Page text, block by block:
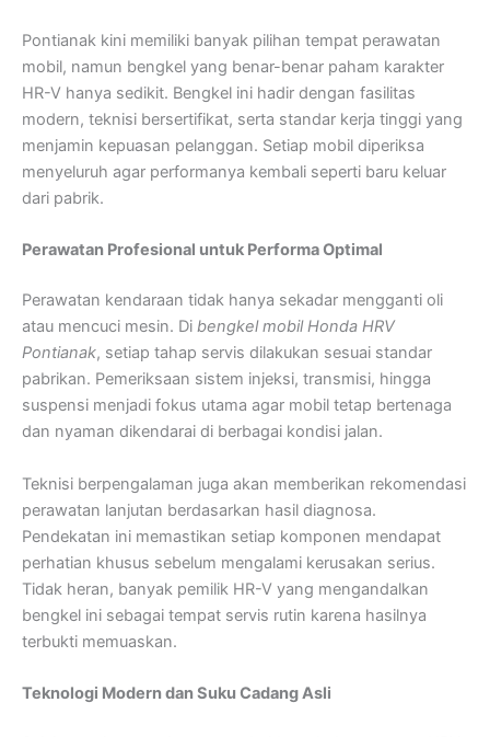
Pontianak kini memiliki banyak pilihan tempat perawatan
mobil, namun bengkel yang benar-benar paham karakter
HR-V hanya sedikit. Bengkel ini hadir dengan fasilitas
modern, teknisi bersertifikat, serta standar kerja tinggi yang
menjamin kepuasan pelanggan. Setiap mobil diperiksa
menyeluruh agar performanya kembali seperti baru keluar
dari pabrik.
Perawatan Profesional untuk Performa Optimal
Perawatan kendaraan tidak hanya sekadar mengganti oli
atau mencuci mesin. Di bengkel mobil Honda HRV
Pontianak, setiap tahap servis dilakukan sesuai standar
pabrikan. Pemeriksaan sistem injeksi, transmisi, hingga
suspensi menjadi fokus utama agar mobil tetap bertenaga
dan nyaman dikendarai di berbagai kondisi jalan.
Teknisi berpengalaman juga akan memberikan rekomendasi
perawatan lanjutan berdasarkan hasil diagnosa.
Pendekatan ini memastikan setiap komponen mendapat
perhatian khusus sebelum mengalami kerusakan serius.
Tidak heran, banyak pemilik HR-V yang mengandalkan
bengkel ini sebagai tempat servis rutin karena hasilnya
terbukti memuaskan.
Teknologi Modern dan Suku Cadang Asli